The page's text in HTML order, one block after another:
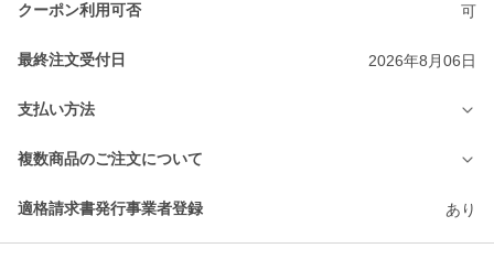
クーポン利用可否 可
最終注文受付日 2026年8月06日
支払い方法
複数商品のご注文について
適格請求書発行事業者登録 あり